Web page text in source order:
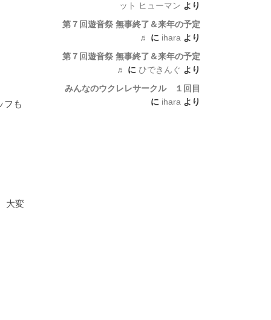
フも
大変
ット ヒューマン より
第７回遊音祭 無事終了＆来年の予定
♬
に ihara より
第７回遊音祭 無事終了＆来年の予定
♬
に ひできんぐ より
みんなのウクレレサークル １回目
に ihara より